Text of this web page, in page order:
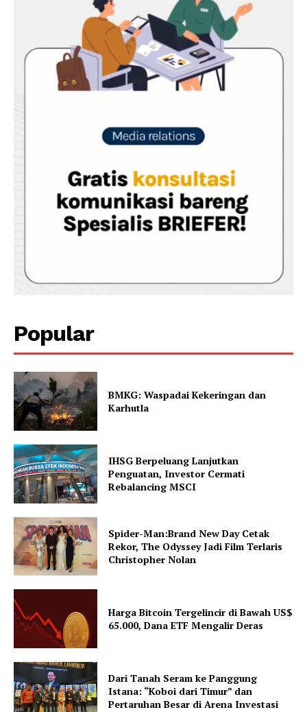
Popular
BMKG: Waspadai Kekeringan dan
Karhutla
IHSG Berpeluang Lanjutkan
Penguatan, Investor Cermati
Rebalancing MSCI
Spider-Man:Brand New Day Cetak
Rekor, The Odyssey Jadi Film Terlaris
Christopher Nolan
Harga Bitcoin Tergelincir di Bawah US$
65.000, Dana ETF Mengalir Deras
Dari Tanah Seram ke Panggung
Istana: “Koboi dari Timur” dan
Pertaruhan Besar di Arena Investasi